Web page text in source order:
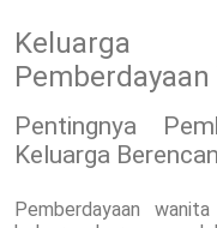
Keluarga
Pentingnya
Keluarga
Pemberdayaan